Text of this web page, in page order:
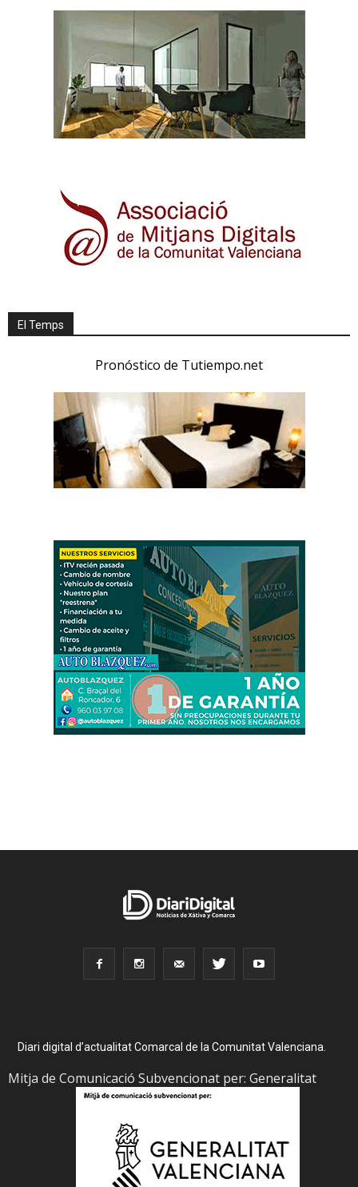
El Temps
Pronóstico de Tutiempo.net
Diari digital d’actualitat Comarcal de la Comunitat Valenciana.
Mitja de Comunicació Subvencionat per: Generalitat